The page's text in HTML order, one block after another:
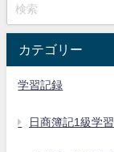
カテゴリー
学習記録
日商簿記1級学習